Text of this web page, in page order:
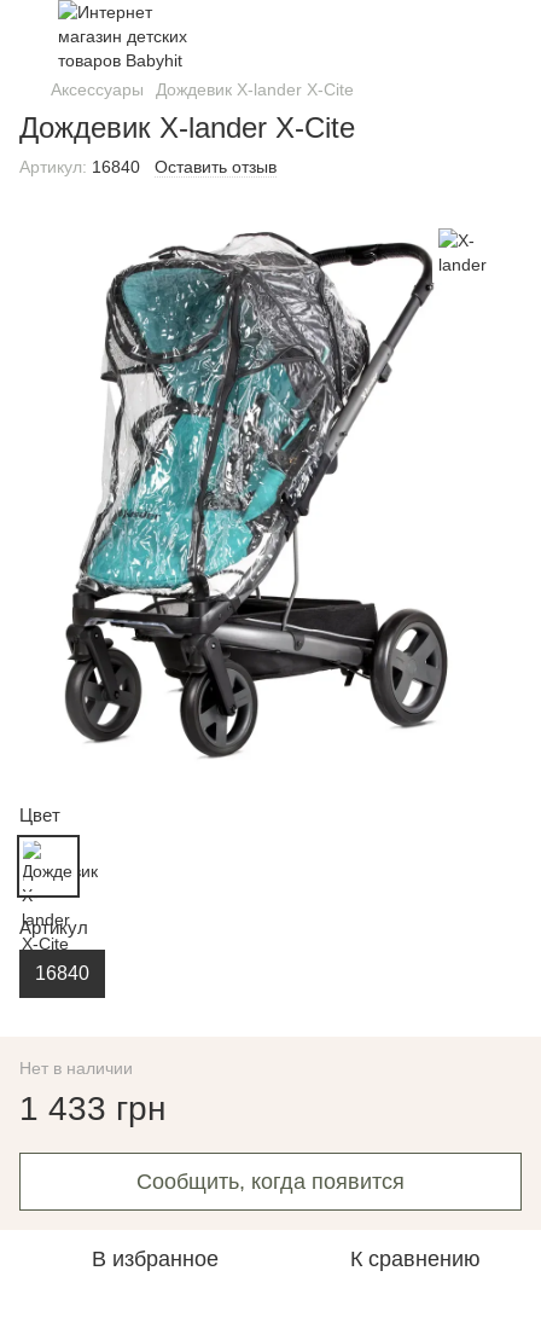
Аксессуары Дождевик X-lander X-Cite
Дождевик X-lander X-Cite
Артикул: 16840 Оставить отзыв
Цвет
Артикул
16840
Нет в наличии
1 433 грн
Сообщить, когда появится
В избранное К сравнению